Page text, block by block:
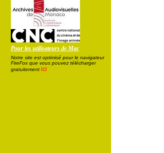
Pour les utilisateurs de Mac
Notre site est optimisé pour le navigateur
FireFox que vous pouvez télécharger
gratuitement ici